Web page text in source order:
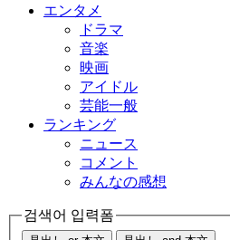
エンタメ
ドラマ
音楽
映画
アイドル
芸能一般
ランキング
ニュース
コメント
みんなの感想
검색어 입력폼